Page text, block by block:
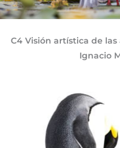
C4 Visión artística de las
Ignacio